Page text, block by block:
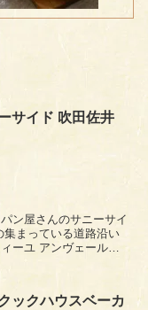
サイド 吹田佐井
ン屋さんのサニーサイ
集まっている道路沿い
ーユ アンヴェール
ックハウスベーカ